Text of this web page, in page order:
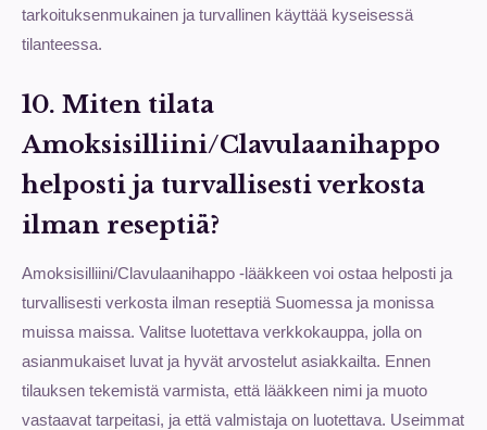
tarkoituksenmukainen ja turvallinen käyttää kyseisessä
tilanteessa.
10. Miten tilata
Amoksisilliini/Clavulaanihappo
helposti ja turvallisesti verkosta
ilman reseptiä?
Amoksisilliini/Clavulaanihappo -lääkkeen voi ostaa helposti ja
turvallisesti verkosta ilman reseptiä Suomessa ja monissa
muissa maissa. Valitse luotettava verkkokauppa, jolla on
asianmukaiset luvat ja hyvät arvostelut asiakkailta. Ennen
tilauksen tekemistä varmista, että lääkkeen nimi ja muoto
vastaavat tarpeitasi, ja että valmistaja on luotettava. Useimmat